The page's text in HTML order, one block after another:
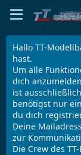
Hallo TT-
hast.
Um alle
dich
ist
benötigst nur
du dich
Deine
zur
Die Crew des